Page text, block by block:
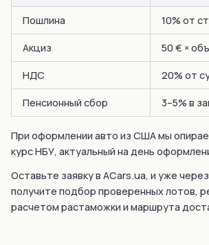
Пошлина 10% от
Акциз 50 € ×
НДС 20% от
Пенсионный сбор 3–5% в
При оформлении авто из США мы
курс НБУ, актуальный на день
Оставьте заявку в ACars.ua, и уже
получите подбор проверенных лотов,
расчетом растаможки и маршрута